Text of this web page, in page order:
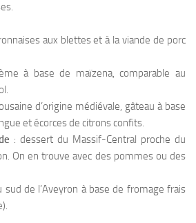
aux blettes et à la viande de porc
à base de maïzena, comparable au
d’origine médiévale, gâteau à base
et écorces de citrons confits.
: dessert du Massif-Central proche du
On en trouve avec des pommes ou des
sud de l’Aveyron à base de fromage frais